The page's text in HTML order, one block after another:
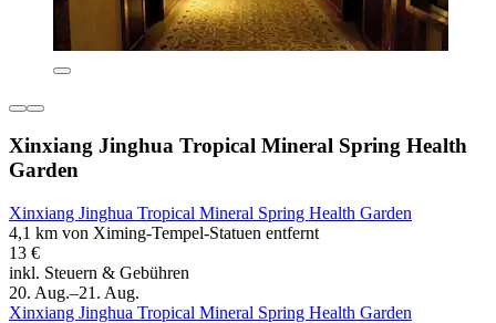
Xinxiang Jinghua Tropical Mineral Spring Health
Garden
Xinxiang Jinghua Tropical Mineral Spring Health Garden
4,1 km von Ximing-Tempel-Statuen entfernt
13 €
inkl. Steuern & Gebühren
20. Aug.–21. Aug.
Xinxiang Jinghua Tropical Mineral Spring Health Garden